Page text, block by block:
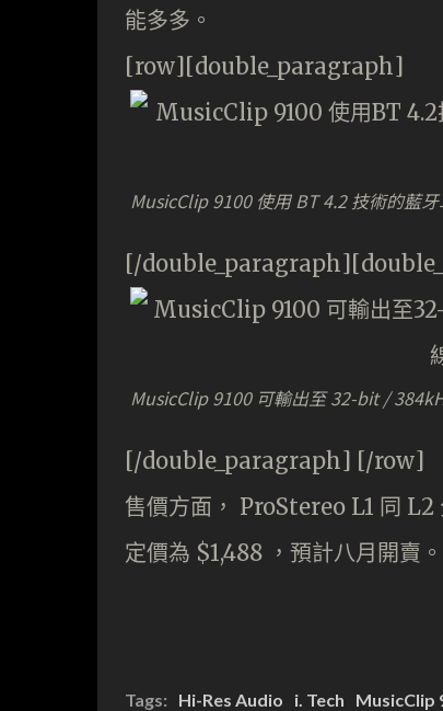
能多多。
[row][double_paragraph]
MusicClip 9100 使用 BT 4.2 技術的藍
[/
MusicClip 9100 可輸出至 32-bit /
[/double_paragraph] [/row]
售價方面， ProStereo L1 同
定價為 $1,488 ，預計八月開賣。
Tags: Hi-Res Audio i. Tech MusicClip